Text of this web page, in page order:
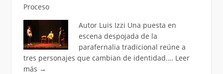
Proceso
Autor Luis Izzi Una puesta en
escena despojada de la
parafernalia tradicional reúne a
tres personajes que cambian de identidad.… Leer
más →